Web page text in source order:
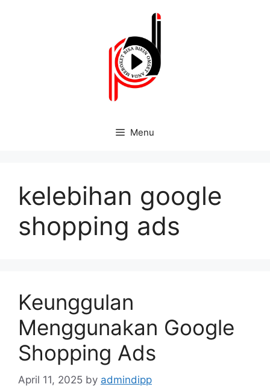
Menu
kelebihan google
shopping ads
Keunggulan
Menggunakan Google
Shopping Ads
April 11, 2025 by admindipp